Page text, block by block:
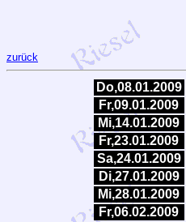
zurück
Do,08.01.2009
Fr,09.01.2009
Mi,14.01.2009
Fr,23.01.2009
Sa,24.01.2009
Di,27.01.2009
Mi,28.01.2009
Fr,06.02.2009